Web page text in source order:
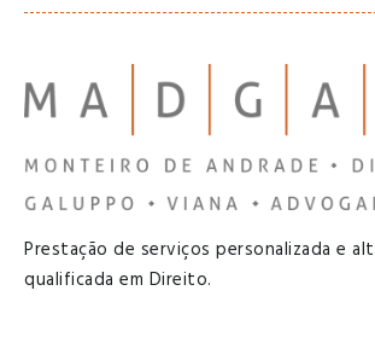
Prestação de serviços personalizada e
qualificada em Direito.